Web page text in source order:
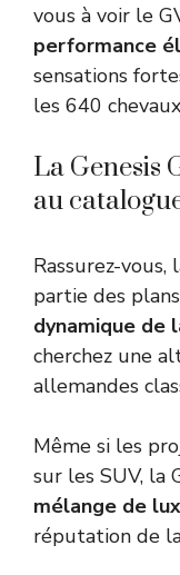
vous à voir le
performance
sensations
les 640
La Genesis
au
Rassurez-
partie des
dynamique de
cherchez une
allemandes
Même si les
sur les SUV, la
mélange de
réputation de